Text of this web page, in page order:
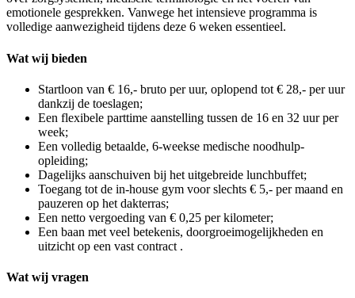
emotionele gesprekken. Vanwege het intensieve programma is
volledige aanwezigheid tijdens deze 6 weken essentieel.
Wat wij bieden
Startloon van € 16,- bruto per uur, oplopend tot € 28,- per uur
dankzij de toeslagen;
Een flexibele parttime aanstelling tussen de 16 en 32 uur per
week;
Een volledig betaalde, 6-weekse medische noodhulp-
opleiding;
Dagelijks aanschuiven bij het uitgebreide lunchbuffet;
Toegang tot de in-house gym voor slechts € 5,- per maand en
pauzeren op het dakterras;
Een netto vergoeding van € 0,25 per kilometer;
Een baan met veel betekenis, doorgroeimogelijkheden en
uitzicht op een vast contract .
Wat wij vragen